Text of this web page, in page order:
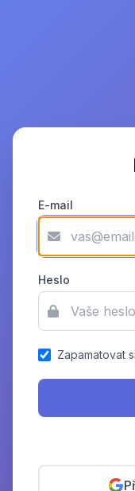
E-mail
Heslo
Zapamatovat